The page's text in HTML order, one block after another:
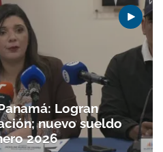
Logran
nuevo sueldo
2026